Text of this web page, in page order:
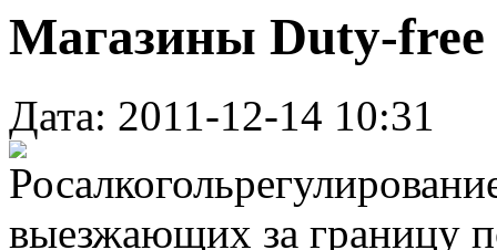
Магазины Duty-
Дата: 2011-12-14 10:31
выезжающих за границу